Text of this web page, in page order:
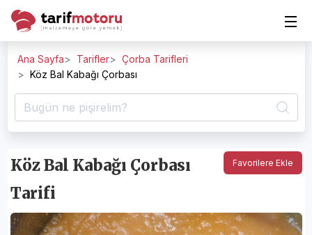
Ana Sayfa Tarifler
Çorba Tarifleri
Köz Bal Kabağı Çorbası
Favorilere Ekle
Köz Bal Kabağı Çorbası
Tarifi